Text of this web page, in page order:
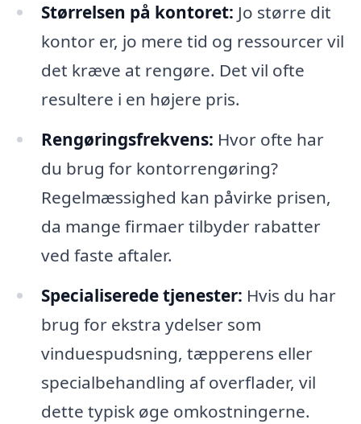
Størrelsen på kontoret: Jo større dit
kontor er, jo mere tid og ressourcer vil
det kræve at rengøre. Det vil ofte
resultere i en højere pris.
Rengøringsfrekvens: Hvor ofte har
du brug for kontorrengøring?
Regelmæssighed kan påvirke prisen,
da mange firmaer tilbyder rabatter
ved faste aftaler.
Specialiserede tjenester: Hvis du har
brug for ekstra ydelser som
vinduespudsning, tæpperens eller
specialbehandling af overflader, vil
dette typisk øge omkostningerne.